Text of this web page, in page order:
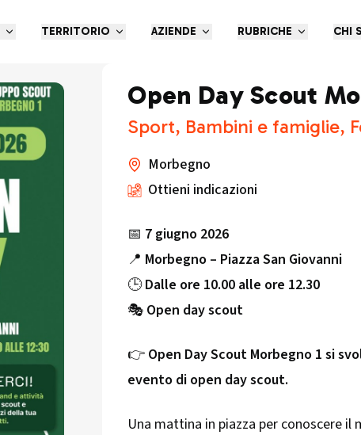
TERRITORIO AZIENDE RUBRICHE CHI
Open Day Scout
Sport, Bambini e famiglie,
Morbegno
Ottieni indicazioni
📅 7 giugno 2026
📍 Morbegno – Piazza San Giovanni
🕒Dalle ore 10.00 alle ore 12.30
🎭 Open day scout
👉 Open Day Scout Morbegno 1 si
evento di open day scout.
Una mattina in piazza per conoscere